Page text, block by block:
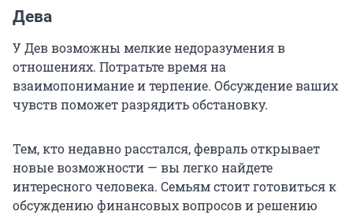
Дева
У Дев возможны мелкие недоразумения в
отношениях. Потратьте время на
взаимопонимание и терпение. Обсуждение ваших
чувств поможет разрядить обстановку.
Тем, кто недавно расстался, февраль открывает
новые возможности — вы легко найдете
интересного человека. Семьям стоит готовиться к
обсуждению финансовых вопросов и решению